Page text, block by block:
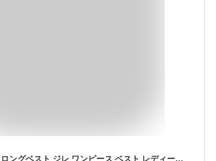
【お試し価格！】ロングベスト ジレ ワンピース ベスト レディース レイヤード ノースリーブ ホワイト 送料無料